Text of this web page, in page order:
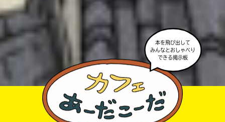
・かき終えたら、人を傷つけていたり、個人情報をか
きこんでいたり、字がまちがっていたりしないか、読
みなおしてみてね。
本を飛び出して
みんなとおしゃべり
できる掲示板